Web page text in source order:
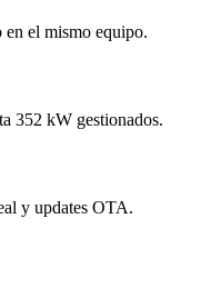
el mismo equipo.
352 kW gestionados.
y updates OTA.